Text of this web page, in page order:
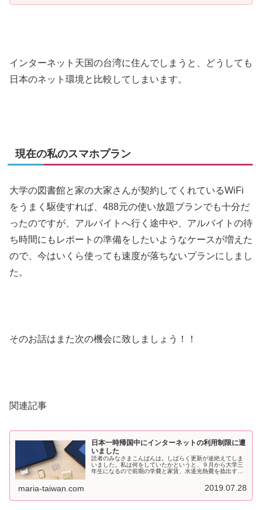
インターネット天国の台湾に住んでしまうと、どうしても
日本のネット環境と比較してしまいます。
現在の私のスマホプラン
大学の図書館と家の大家さんが契約してくれているWiFi
をうまく駆使すれば、488元の使い放題プランでも十分だ
ったのですが、アルバイトへ行く途中や、アルバイトの待
ち時間にもレポートの準備をしたいようなケースが増えた
ので、今はいくら使っても速度が落ちないプランにしまし
た。
そのお話はまた次の機会に致しましょう！！
関連記事
日本一時帰国中にインターネットの利用制限に遭
いました
読者のみなさまこんばんは。しばらく更新が途絶えてしま
いました。私は何をしていたかというと、９月から大学三
年生になるので前期の学費と家賃、水道光熱費を捻出する
maria-taiwan.com 2019.07.28